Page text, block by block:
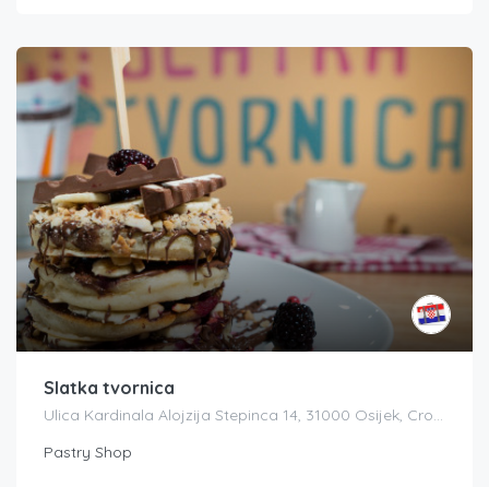
Slatka tvornica
Ulica Kardinala Alojzija Stepinca 14, 31000 Osijek, Croatia
Pastry Shop